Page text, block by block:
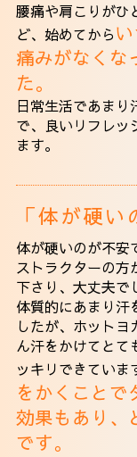
腰痛や肩こりがひ
ど、始めてから
痛みがなくな
た。
日常生活であまり
で、良いリフレッ
ます。
「体が硬
体が硬いのが不安
ストラクターの方
下さり、大丈夫で
体質的にあまり汗
したが、ホットヨ
ん汗をかけてとて
ッキリできていま
をかくことで
効果もあり、
です。